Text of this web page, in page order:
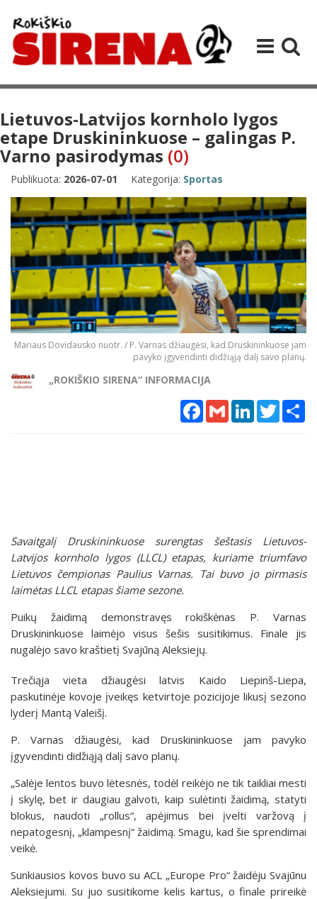
Lietuvos-Latvijos kornholo lygos
etape Druskininkuose – galingas P.
Varno pasirodymas (0)
Publikuota: 2026-07-01 Kategorija: Sportas
Mariaus Dovidausko nuotr. / P. Varnas džiaugėsi, kad Druskininkuose jam
pavyko įgyvendinti didžiąją dalį savo planų.
„ROKIŠKIO SIRENA“ INFORMACIJA
Facebook
Gmail LinkedInTwitter
Savaitgalį Druskininkuose surengtas šeštasis Lietuvos-
Latvijos kornholo lygos (LLCL) etapas, kuriame triumfavo
Lietuvos čempionas Paulius Varnas. Tai buvo jo pirmasis
laimėtas LLCL etapas šiame sezone.
Puikų žaidimą demonstravęs rokiškėnas P. Varnas
Druskininkuose laimėjo visus šešis susitikimus. Finale jis
nugalėjo savo kraštietį Svajūną Aleksiejų.
Trečiąja vieta džiaugėsi latvis Kaido Liepinš-Liepa,
paskutinėje kovoje įveikęs ketvirtoje pozicijoje likusį sezono
lyderį Mantą Valeišį.
P. Varnas džiaugėsi, kad Druskininkuose jam pavyko
įgyvendinti didžiąją dalį savo planų.
„Salėje lentos buvo lėtesnės, todėl reikėjo ne tik taikliai mesti
į skylę, bet ir daugiau galvoti, kaip sulėtinti žaidimą, statyti
blokus, naudoti „rollus“, apėjimus bei įvelti varžovą į
nepatogesnį, „klampesnį“ žaidimą. Smagu, kad šie sprendimai
veikė.
Sunkiausios kovos buvo su ACL „Europe Pro“ žaidėju Svajūnu
Aleksiejumi. Su juo susitikome kelis kartus, o finale prireikė